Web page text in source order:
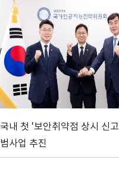
국내 첫 '보안취약점 상시 신
범사업 추진